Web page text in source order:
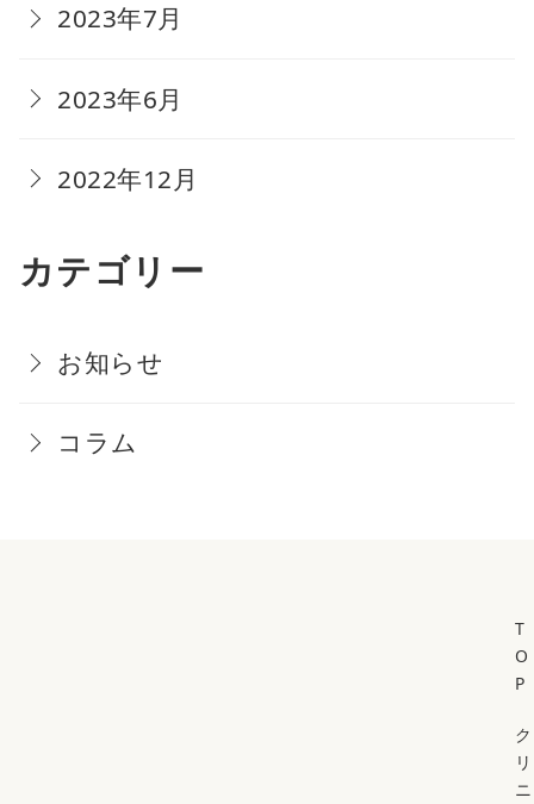
2023年7月
2023年6月
2022年12月
カテゴリー
お知らせ
コラム
T
O
P
ク
リ
ニ